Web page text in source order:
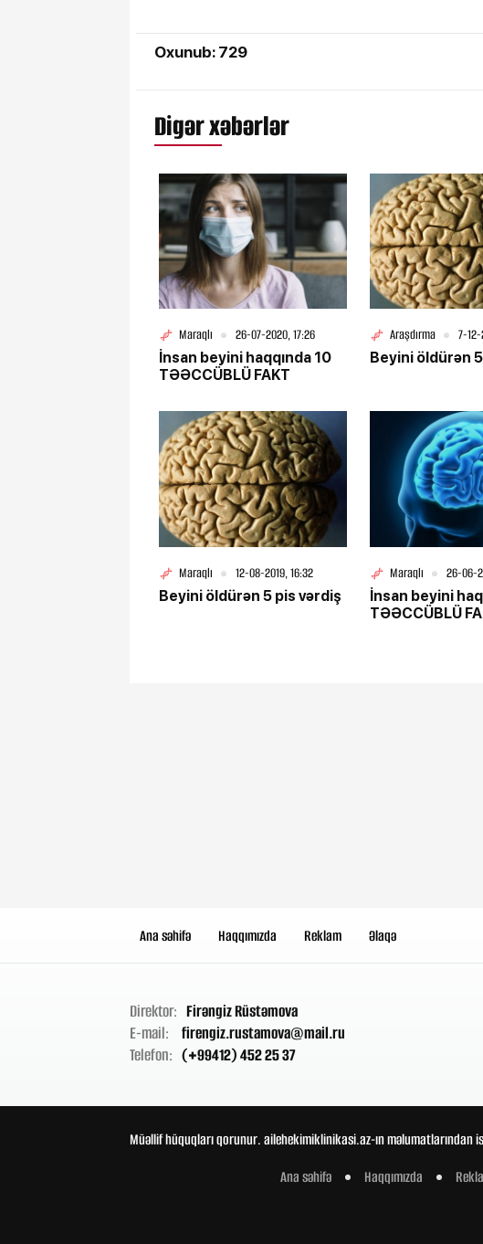
Oxunub: 729
Digər xəbərlər
Maraqlı
26-07-2020, 17:26
İnsan beyini haqqında 10
TƏƏCCÜBLÜ FAKT
Araşdırma
7-12-
Beyini öldürən
Maraqlı
12-08-2019, 16:32
Beyini öldürən 5 pis vərdiş
Maraqlı
26-06-
İnsan beyini
TƏƏCCÜBLÜ
Ana səhifə Haqqımızda Reklam Əlaqə
Direktor: Firəngiz Rüstəmova
E-mail:
firengiz.rustamova@mail.ru
Telefon: (+99412) 452 25 37
Müəllif hüquqları qorunur. ailehekimiklinikasi.az-ın
Ana səhifə
Haqqımızda